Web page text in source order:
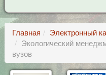
Главная
Электронный
Экологический
вузов